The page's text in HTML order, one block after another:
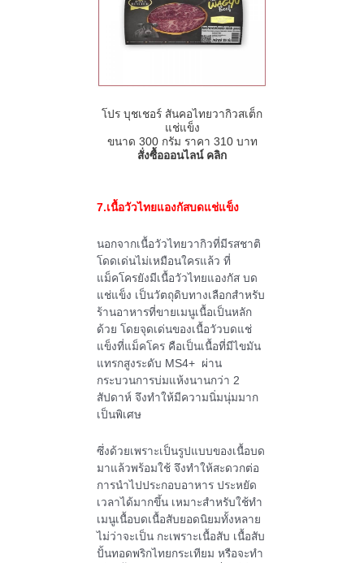
โปร บุชเชอร์ สันคอไทยวากิวสเต็ก
แช่แข็ง
ขนาด 300 กรัม ราคา 310 บาท
สั่งซื้อออนไลน์ คลิก
7.เนื้อวัวไทยแองกัสบดแช่แข็ง
นอกจากเนื้อวัวไทยวากิวที่มีรสชาติ
โดดเด่นไม่เหมือนใครแล้ว ที่
แม็คโครยังมีเนื้อวัวไทยแองกัสบด
แช่แข็ง เป็นวัตถุดิบทางเลือกสำหรับ
ร้านอาหารที่ขายเมนูเนื้อเป็นหลัก
ด้วย โดยจุดเด่นของเนื้อวัวบดแช่
แข็งที่แม็คโคร คือเป็นเนื้อที่มีไขมัน
แทรกสูงระดับ MS4+ ผ่าน
กระบวนการบ่มแห้งนานกว่า 2
สัปดาห์ จึงทำให้มีความนิ่มนุ่มมาก
เป็นพิเศษ
ซึ่งด้วยเพราะเป็นรูปแบบของเนื้อบด
มาแล้วพร้อมใช้ จึงทำให้สะดวกต่อ
การนำไปประกอบอาหาร ประหยัด
เวลาได้มากขึ้น เหมาะสำหรับใช้ทำ
เมนูเนื้อบดเนื้อสับยอดนิยมทั้งหลาย
ไม่ว่าจะเป็น กะเพราะเนื้อสับ เนื้อสับ
ปั้นทอดพริกไทยกระเทียม หรือจะทำ